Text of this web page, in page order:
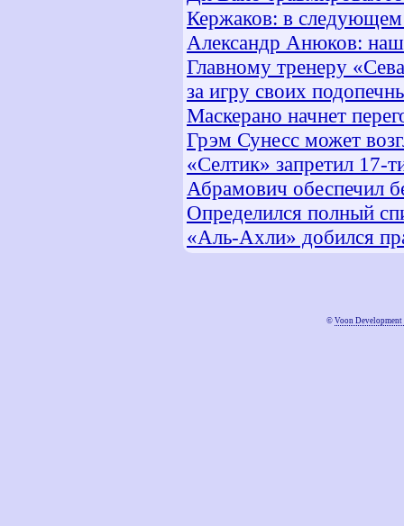
Кержаков: в следующем
Александр Анюков:
Главному тренеру
за игру своих
Маскерано начнет
Грэм Сунесс может
«Селтик» запретил 17-
Абрамович обеспечил
Определился полный
«Аль-Ахли» добился
© Voon Development